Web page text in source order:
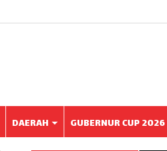
DAERAH GUBERNUR CUP 2026